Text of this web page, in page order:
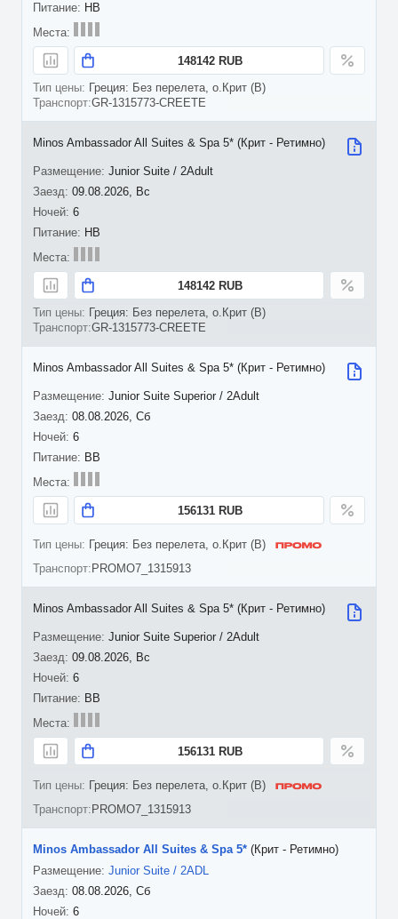
HB
148142 RUB
Греция: Без перелета, о.Крит (B)
GR-1315773-CREETE
09.08.2026, Вс
6
Minos Ambassador All Suites & Spa 5* (Крит - Ретимно)
Junior Suite / 2Adult
HB
148142 RUB
Греция: Без перелета, о.Крит (B)
GR-1315773-CREETE
08.08.2026, Сб
6
Minos Ambassador All Suites & Spa 5* (Крит - Ретимно)
Junior Suite Superior / 2Adult
BB
156131 RUB
Греция: Без перелета, о.Крит (B)
PROMO7_1315913
09.08.2026, Вс
6
Minos Ambassador All Suites & Spa 5* (Крит - Ретимно)
Junior Suite Superior / 2Adult
BB
156131 RUB
Греция: Без перелета, о.Крит (B)
PROMO7_1315913
08.08.2026, Сб
6
Minos Ambassador All Suites & Spa 5* (Крит - Ретимно)
Junior Suite / 2ADL